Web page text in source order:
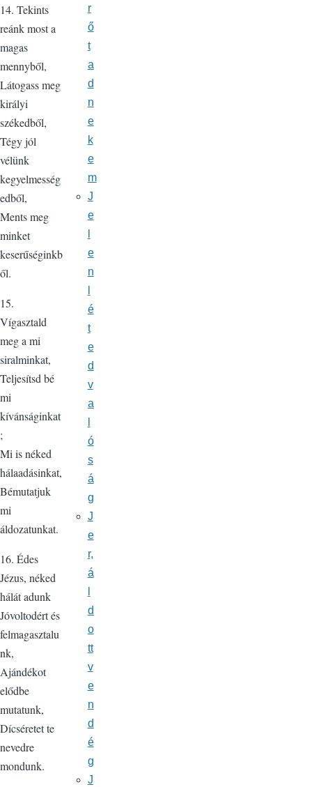
14. Tekints
reánk most a
magas
mennyből,
Látogass meg
királyi
székedből,
Tégy jól
vélünk
kegyelmesség
edből,
Ments meg
minket
keserűséginkb
ől.
15.
Vígasztald
meg a mi
siralminkat,
Teljesítsd bé
mi
kívánságinkat
;
Mi is néked
hálaadásinkat,
Bémutatjuk
mi
áldozatunkat.
16. Édes
Jézus, néked
hálát adunk
Jóvoltodért és
felmagasztalu
nk,
Ajándékot
elődbe
mutatunk,
Dícséretet te
nevedre
mondunk.
r
ő
t
a
d
n
e
k
e
m
J
e
e
n
é
t
e
d
v
a
ó
s
á
g
J
e
r,
á
d
o
tt
v
e
n
d
é
g
J